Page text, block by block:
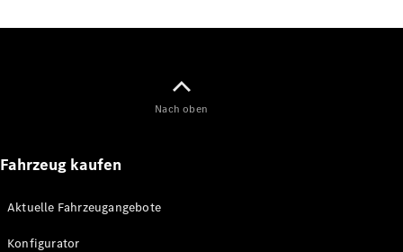
eCitan
eCitan
Kastenwagen
Mercedes-
Nach oben
Fahrzeug kaufen
Aktuelle Fahrzeugangebote
Konfigurator